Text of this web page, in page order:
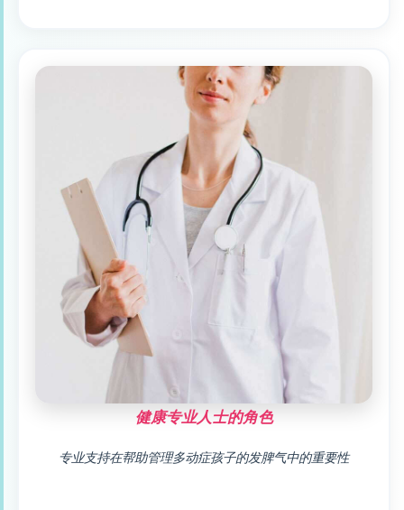
健康专业人士的角色
专业支持在帮助管理多动症孩子的发脾气中的重要性